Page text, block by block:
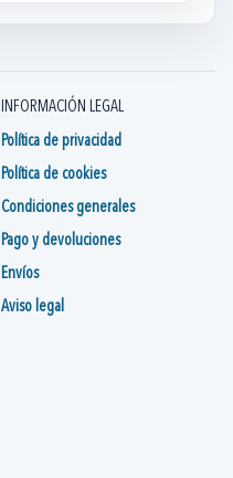
INFORMACIÓN LEGAL
Política de privacidad
Política de cookies
Condiciones generales
Pago y devoluciones
Envíos
Aviso legal